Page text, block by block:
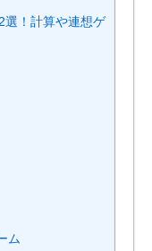
選！計算や連想ゲ
ム